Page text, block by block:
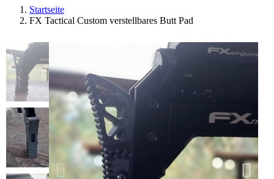
Startseite
FX Tactical Custom verstellbares Butt Pad